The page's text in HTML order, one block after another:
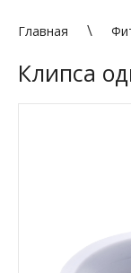
Главная
Клипса